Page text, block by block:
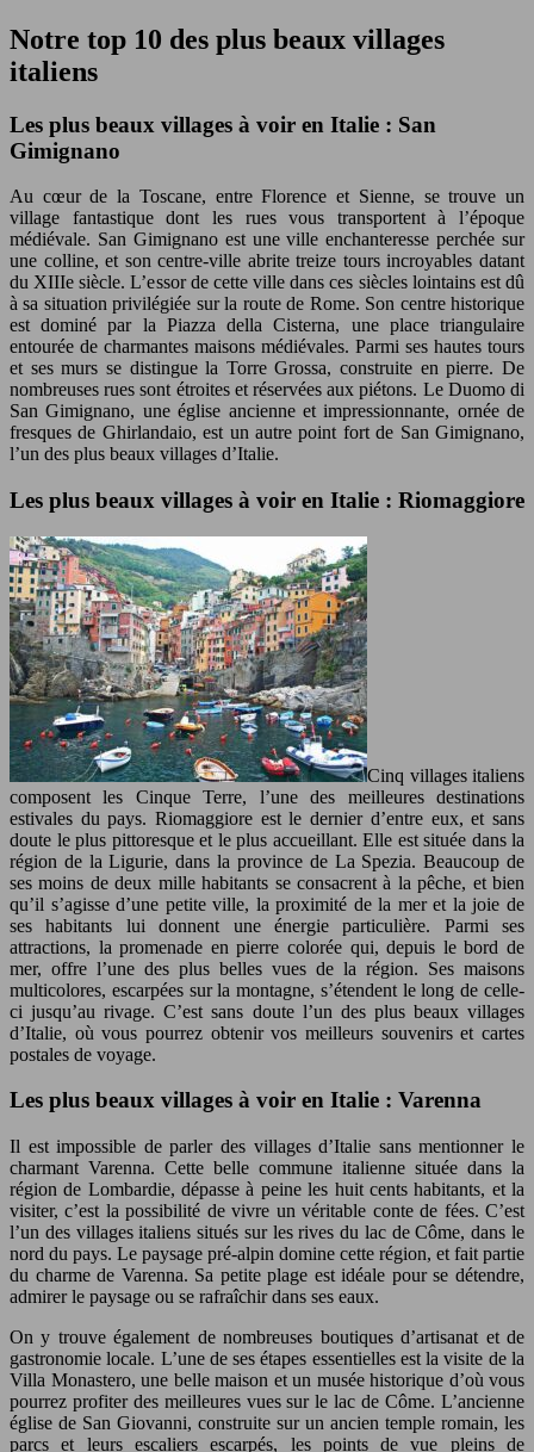
Notre top 10 des plus beaux villages
italiens
Les plus beaux villages à voir en Italie : San
Gimignano
Au cœur de la Toscane, entre Florence et Sienne, se trouve un
village fantastique dont les rues vous transportent à l’époque
médiévale. San Gimignano est une ville enchanteresse perchée sur
une colline, et son centre-ville abrite treize tours incroyables datant
du XIIIe siècle. L’essor de cette ville dans ces siècles lointains est dû
à sa situation privilégiée sur la route de Rome. Son centre historique
est dominé par la Piazza della Cisterna, une place triangulaire
entourée de charmantes maisons médiévales. Parmi ses hautes tours
et ses murs se distingue la Torre Grossa, construite en pierre. De
nombreuses rues sont étroites et réservées aux piétons. Le Duomo di
San Gimignano, une église ancienne et impressionnante, ornée de
fresques de Ghirlandaio, est un autre point fort de San Gimignano,
l’un des plus beaux villages d’Italie.
Les plus beaux villages à voir en Italie : Riomaggiore
Cinq villages italiens
composent les Cinque Terre, l’une des meilleures destinations
estivales du pays. Riomaggiore est le dernier d’entre eux, et sans
doute le plus pittoresque et le plus accueillant. Elle est située dans la
région de la Ligurie, dans la province de La Spezia. Beaucoup de
ses moins de deux mille habitants se consacrent à la pêche, et bien
qu’il s’agisse d’une petite ville, la proximité de la mer et la joie de
ses habitants lui donnent une énergie particulière. Parmi ses
attractions, la promenade en pierre colorée qui, depuis le bord de
mer, offre l’une des plus belles vues de la région. Ses maisons
multicolores, escarpées sur la montagne, s’étendent le long de celle-
ci jusqu’au rivage. C’est sans doute l’un des plus beaux villages
d’Italie, où vous pourrez obtenir vos meilleurs souvenirs et cartes
postales de voyage.
Les plus beaux villages à voir en Italie : Varenna
Il est impossible de parler des villages d’Italie sans mentionner le
charmant Varenna. Cette belle commune italienne située dans la
région de Lombardie, dépasse à peine les huit cents habitants, et la
visiter, c’est la possibilité de vivre un véritable conte de fées. C’est
l’un des villages italiens situés sur les rives du lac de Côme, dans le
nord du pays. Le paysage pré-alpin domine cette région, et fait partie
du charme de Varenna. Sa petite plage est idéale pour se détendre,
admirer le paysage ou se rafraîchir dans ses eaux.
On y trouve également de nombreuses boutiques d’artisanat et de
gastronomie locale. L’une de ses étapes essentielles est la visite de la
Villa Monastero, une belle maison et un musée historique d’où vous
pourrez profiter des meilleures vues sur le lac de Côme. L’ancienne
église de San Giovanni, construite sur un ancien temple romain, les
parcs et leurs escaliers escarpés, les points de vue pleins de